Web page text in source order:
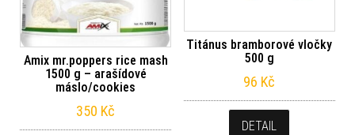
Amix mr.poppers rice mash
1500 g – arašídové
máslo/cookies
350 Kč
Titánus bramborové vločky
500 g
96 Kč
DETAIL